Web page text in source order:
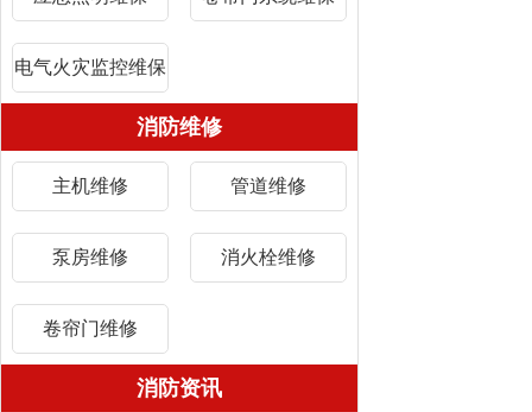
电气火灾监控维保
消防维修
主机维修 管道维修
泵房维修 消火栓维修
卷帘门维修
消防资讯